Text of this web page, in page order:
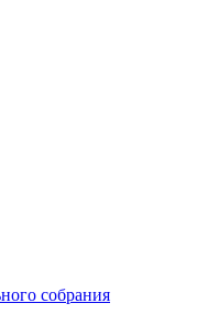
собрания